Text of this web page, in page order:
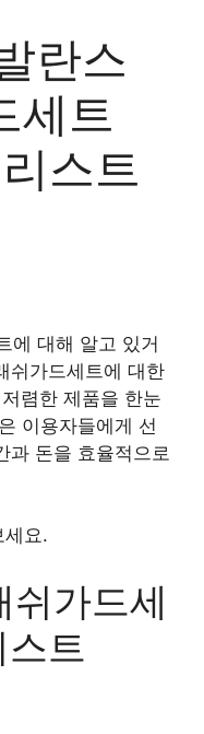
란스
세트
스트
에 대해 알고 있거
쉬가드세트에 대한
렴한 제품을 한눈
이용자들에게 선
과 돈을 효율적으로
세요.
쉬가드세
트